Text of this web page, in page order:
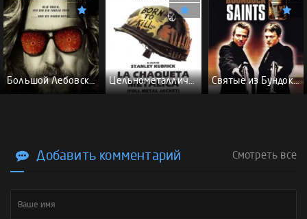
Большой Лебовски - (Перевод Гоблина) Цельнометаллическая оболочка - (Перевод Гоблина) Святые из Бундока \ Святые из трущоб - (Перевод Гоблина)
Добавить комментарий Смотреть все